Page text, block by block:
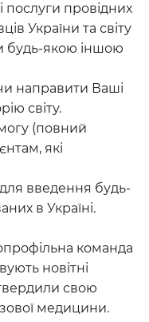
послуги провідних
України та світу
будь-якою іншою
направити Ваші
світу.
(повний
які
введення будь-
в Україні.
команда
новітні
свою
медицини.